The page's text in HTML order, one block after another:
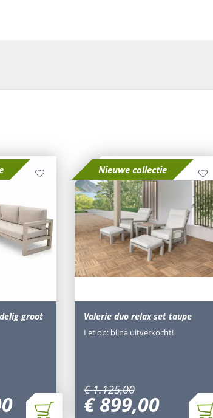
groot
Nieuwe collectie
Valerie duo relax set taupe
€ 1.125,00
€ 899,00
Let op: bijna uitverkocht!